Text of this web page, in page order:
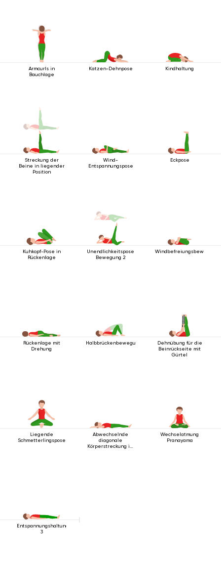
Armcurls in
Bauchlage
Katzen-Dehnpose Kindhaltung
Streckung der
Beine in liegender
Position
Wind-
Entspannungspose
Eckpose
Kuhkopf-Pose in
Rückenlage
Unendlichkeitspose
Bewegung 2
Windbefreiungsbewegung
Rückenlage mit
Drehung
Halbbrückenbewegung
Dehnübung für die
Beinrückseite mit
Gürtel
Liegende
Schmetterlingspose
Abwechselnde
diagonale
Körperstreckung im
Wechselatmung
Pranayama
Entspannungshaltung
3